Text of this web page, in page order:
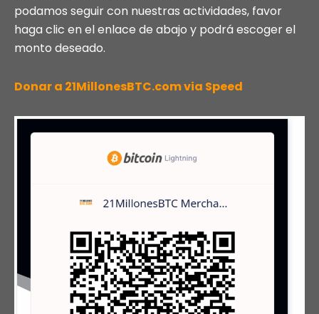
podamos seguir con nuestras actividades, favor
haga clic en el enlace de abajo y podrá escoger el
monto deseado.
Donar a 21MillonesBTC.com via Speed